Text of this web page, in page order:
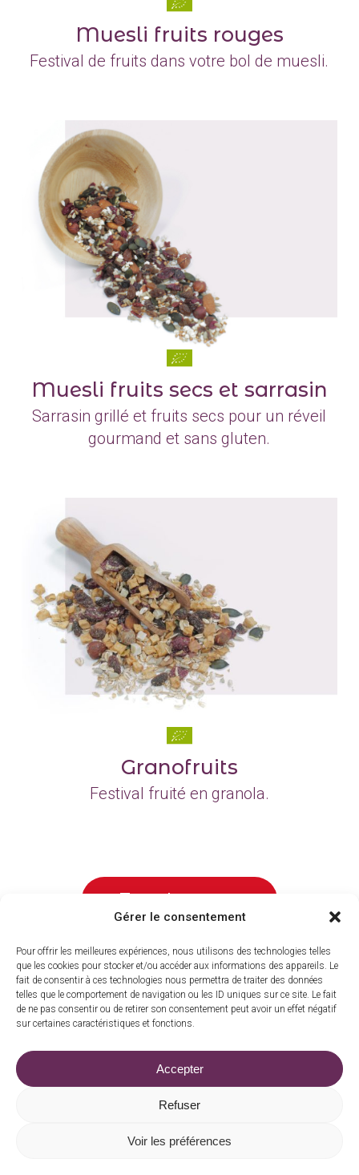
Gérer le consentement
Pour offrir les meilleures expériences, nous utilisons des technologies telles
que les cookies pour stocker et/ou accéder aux informations des appareils. Le
fait de consentir à ces technologies nous permettra de traiter des données
telles que le comportement de navigation ou les ID uniques sur ce site. Le fait
de ne pas consentir ou de retirer son consentement peut avoir un effet négatif
sur certaines caractéristiques et fonctions.
Accepter
Refuser
Voir les préférences
Muesli fruits rouges
Festival de fruits dans votre bol de muesli.
Muesli fruits secs et sarrasin
Sarrasin grillé et fruits secs pour un réveil
gourmand et sans gluten.
Granofruits
Festival fruité en granola.
Toute la gamme
La barrade, 15210 Madic
commande@moulindarche.com